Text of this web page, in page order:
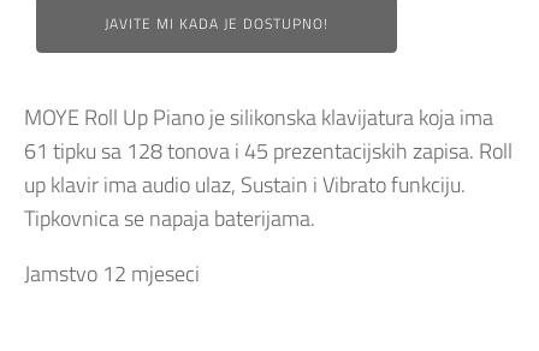
JAVITE MI KADA JE DOSTUPNO!
MOYE Roll Up Piano je silikonska klavijatura koja ima
61 tipku sa 128 tonova i 45 prezentacijskih zapisa. Roll
up klavir ima audio ulaz, Sustain i Vibrato funkciju.
Tipkovnica se napaja baterijama.
Jamstvo 12 mjeseci